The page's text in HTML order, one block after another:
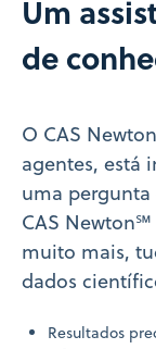
Um
de
O CAS
agentes, está
uma pergunta
CAS
muito mais,
dados
Resultados